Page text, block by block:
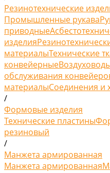
Резинотехнические
Промышленные рукава
приводные
изделия
материалыТехнические
конвейерные
обслуживания
материалыСоединения и
/
Формовые изделия
Технические пластины
резиновый
/
Манжета армированная
Манжета армированная